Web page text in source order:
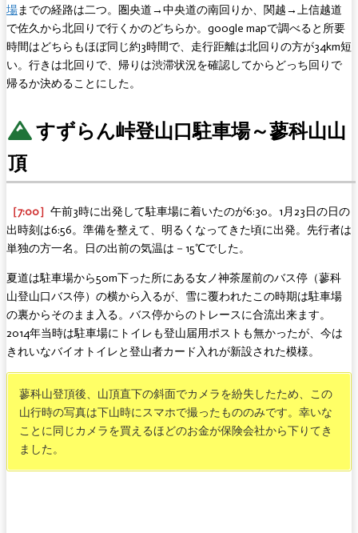
場までの経路は二つ。圏央道→中央道の南回りか、関越→上信越道
で佐久から北回りで行くかのどちらか。google mapで調べると所要
時間はどちらもほぼ同じ約3時間で、走行距離は北回りの方が34km短
い。行きは北回りで、帰りは渋滞状況を確認してからどっち回りで
帰るか決めることにした。
すずらん峠登山口駐車場～蓼科山山
頂
［7:00］ 午前3時に出発して駐車場に着いたのが6:30。1月23日の日の
出時刻は6:56。準備を整えて、明るくなってきた頃に出発。先行者は
単独の方一名。日の出前の気温は－15℃でした。
夏道は駐車場から50m下った所にある女ノ神茶屋前のバス停（蓼科
山登山口バス停）の横から入るが、雪に覆われたこの時期は駐車場
の裏からそのまま入る。バス停からのトレースに合流出来ます。
2014年当時は駐車場にトイレも登山届用ポストも無かったが、今は
きれいなバイオトイレと登山者カード入れが新設された模様。
蓼科山登頂後、山頂直下の斜面でカメラを紛失したため、この
山行時の写真は下山時にスマホで撮ったもののみです。幸いな
ことに同じカメラを買えるほどのお金が保険会社から下りてき
ました。